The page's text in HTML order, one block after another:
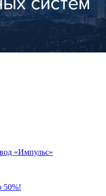
«Импульс»
50%!